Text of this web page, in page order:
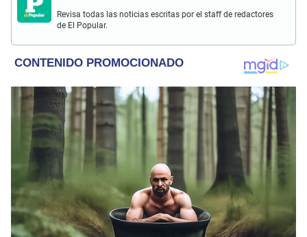
Revisa todas las noticias escritas por el staff de redactores
de El Popular.